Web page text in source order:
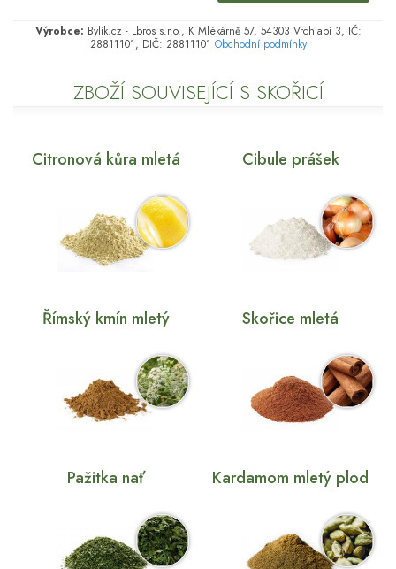
Výrobce: Bylík.cz - Lbros s.r.o., K Mlékárně 57, 54303 Vrchlabí 3, IČ:
28811101, DIČ: 28811101 Obchodní podmínky
ZBOŽÍ SOUVISEJÍCÍ S SKOŘICÍ
Citronová kůra mletá Cibule prášek
Římský kmín mletý Skořice mletá
Pažitka nať Kardamom mletý plod